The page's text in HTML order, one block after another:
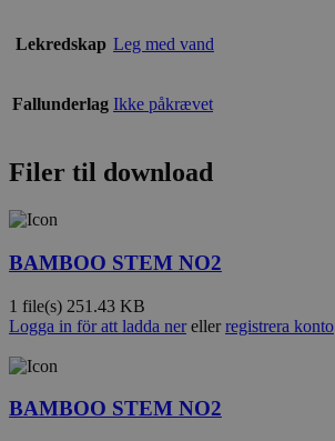
Lekredskap Leg med vand
Fallunderlag Ikke påkrævet
Filer til download
BAMBOO STEM NO2
1 file(s) 251.43 KB
Logga in för att ladda nerellerregistrera konto
BAMBOO STEM NO2